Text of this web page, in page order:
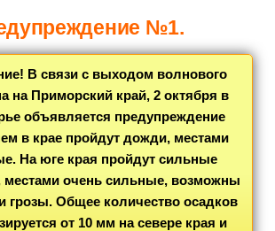
№1.
В связи с выходом волнового
на Приморский край, 2 октября в
объявляется предупреждение
в крае пройдут дожди, местами
На юге края пройдут сильные
очень сильные, возможны
грозы. Общее количество осадков
от 10 мм на севере края и